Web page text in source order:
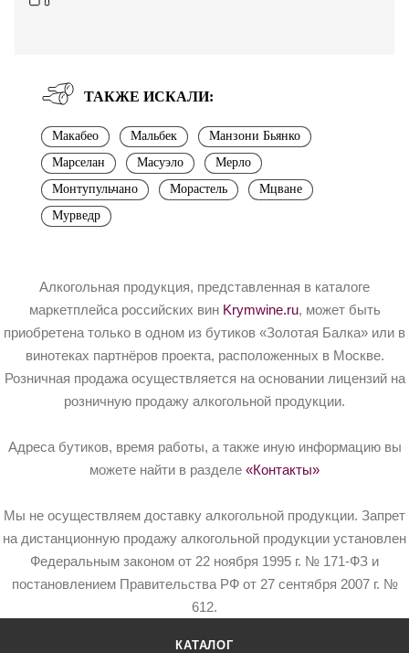
ТАКЖЕ ИСКАЛИ:
Макабео Мальбек
Манзони Бьянко
Марселан
Масуэло
Мерло
Монтупульчано
Морастель
Мцване
Мурведр
Алкогольная продукция, представленная в каталоге
маркетплейса российских вин Krymwine.ru, может быть
приобретена только в одном из бутиков «Золотая Балка» или в
винотеках партнёров проекта, расположенных в Москве.
Розничная продажа осуществляется на основании лицензий на
розничную продажу алкогольной продукции.
Адреса бутиков, время работы, а также иную информацию вы
можете найти в разделе «Контакты»
Мы не осуществляем доставку алкогольной продукции. Запрет
на дистанционную продажу алкогольной продукции установлен
Федеральным законом от 22 ноября 1995 г. № 171-ФЗ и
постановлением Правительства РФ от 27 сентября 2007 г. №
612.
КАТАЛОГ